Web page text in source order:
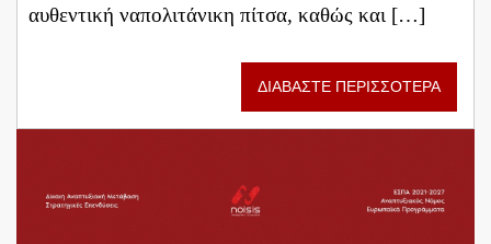
αυθεντική ναπολιτάνικη πίτσα, καθώς και […]
ΔΙΑΒΑΣΤΕ ΠΕΡΙΣΣΟΤΕΡΑ